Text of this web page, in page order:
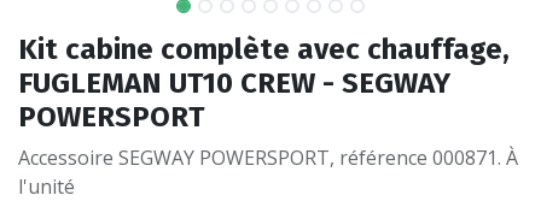
Kit cabine complète avec chauffage,
FUGLEMAN UT10 CREW - SEGWAY
POWERSPORT
Accessoire SEGWAY POWERSPORT, référence 000871. À
l'unité